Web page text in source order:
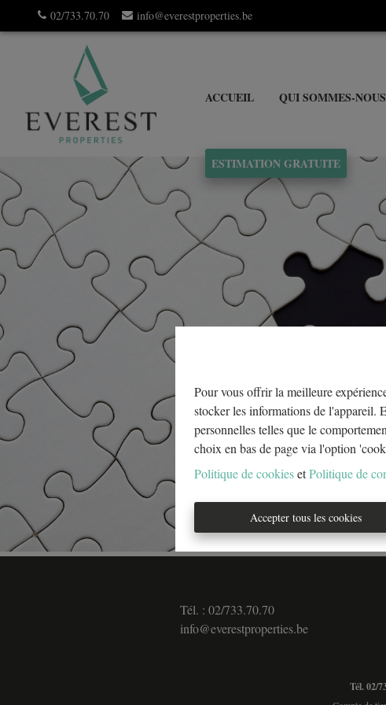
Pour vous offrir la meilleure
stocker les informations de l'appareil.
personnelles telles que le
choix en bas de page via l'option
Politique de cookiesetPolitique de
Accepter tous les cookies
02/733.70.70 info@everestproperties.be
ACCUEIL QUI SOMMES-
ESTIMATION GRATUITE
Tél. : 02/733.70.70
info@everestproperties.be
Tél. 02/